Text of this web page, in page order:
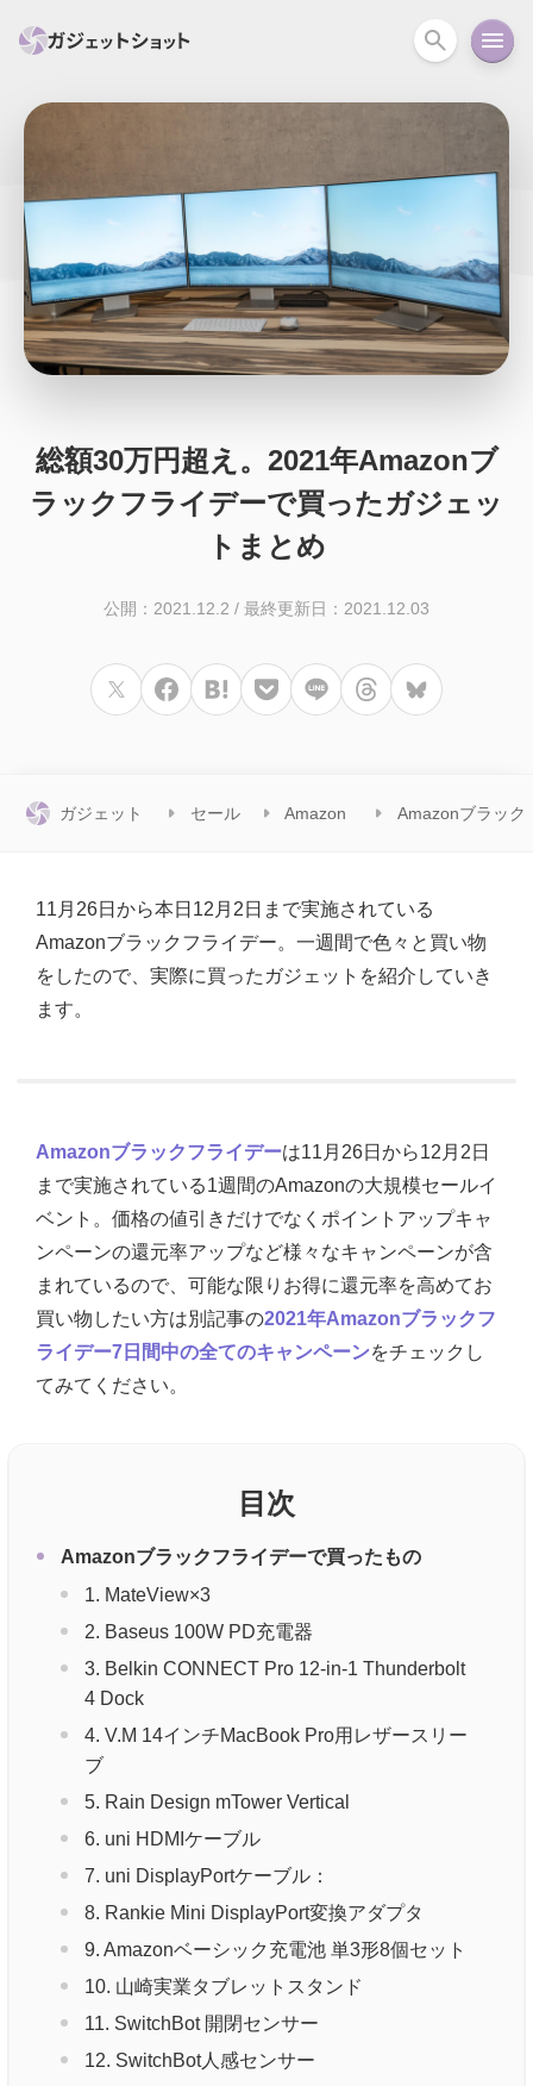
PC関連 カメラ ウェア
セール情報 スマートホーム アクションカメラ カメラ
回線 iPhone iPad Mac Android コラム
ガイド ニュース オーディオ 周辺機器
総額30万円超え。2021年Amazonブ
ラックフライデーで買ったガジェッ
トまとめ
公開：2021.12.2 / 最終更新日：2021.12.03
ガジェット セール Amazon Amazonブラック
11月26日から本日12月2日まで実施されている
Amazonブラックフライデー。一週間で色々と買い物
をしたので、実際に買ったガジェットを紹介していき
ます。
Amazonブラックフライデーは11月26日から12月2日
まで実施されている1週間のAmazonの大規模セールイ
ベント。価格の値引きだけでなくポイントアップキャ
ンペーンの還元率アップなど様々なキャンペーンが含
まれているので、可能な限りお得に還元率を高めてお
買い物したい方は別記事の2021年Amazonブラックフ
ライデー7日間中の全てのキャンペーンをチェックし
てみてください。
目次
Amazonブラックフライデーで買ったもの
1. MateView×3
2. Baseus 100W PD充電器
3. Belkin CONNECT Pro 12-in-1 Thunderbolt
4 Dock
4. V.M 14インチMacBook Pro用レザースリー
ブ
5. Rain Design mTower Vertical
6. uni HDMIケーブル
7. uni DisplayPortケーブル：
8. Rankie Mini DisplayPort変換アダプタ
9. Amazonベーシック充電池 単3形8個セット
10. 山崎実業タブレットスタンド
11. SwitchBot 開閉センサー
12. SwitchBot人感センサー